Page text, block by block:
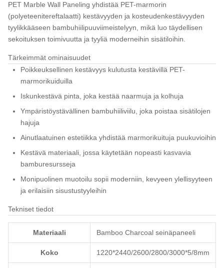
PET Marble Wall Paneling yhdistää PET-marmorin
(polyeteenitereftalaatti) kestävyyden ja kosteudenkestävyyden
tyylikkääseen bambuhiilipuuviimeistelyyn, mikä luo täydellisen
sekoituksen toimivuutta ja tyyliä moderneihin sisätiloihin.
Tärkeimmät ominaisuudet
Poikkeuksellinen kestävyys kulutusta kestävillä PET-
marmorikuiduilla
Iskunkestävä pinta, joka kestää naarmuja ja kolhuja
Ympäristöystävällinen bambuhiiliviilu, joka poistaa sisätilojen
hajuja
Ainutlaatuinen estetiikka yhdistää marmorikuituja puukuvioihin
Kestävä materiaali, jossa käytetään nopeasti kasvavia
bamburesursseja
Monipuolinen muotoilu sopii moderniin, kevyeen ylellisyyteen
ja erilaisiin sisustustyyleihin
Tekniset tiedot
Materiaali Bamboo Charcoal seinäpaneeli
Koko 1220*2440/2600/2800/3000*5/8mm